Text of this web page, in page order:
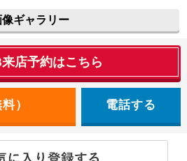
像ギャラリー
店予約はこちら
電話する